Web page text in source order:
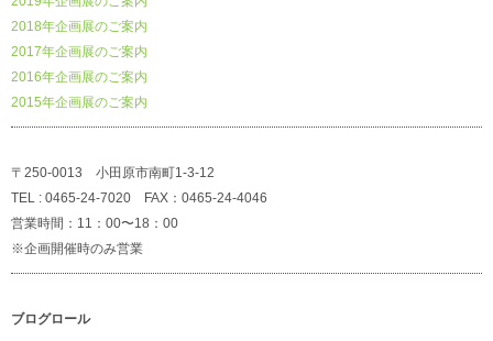
2018年企画展のご案内
2017年企画展のご案内
2016年企画展のご案内
2015年企画展のご案内
〒250-0013 小田原市南町1-3-12
TEL : 0465-24-7020 FAX：0465-24-4046
営業時間：11：00〜18：00
※企画開催時のみ営業
ブログロール